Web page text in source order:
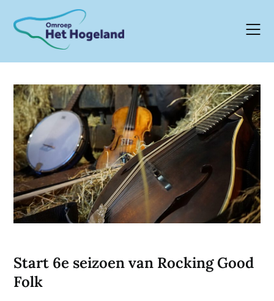
content
Start 6e seizoen van Rocking Good
Folk